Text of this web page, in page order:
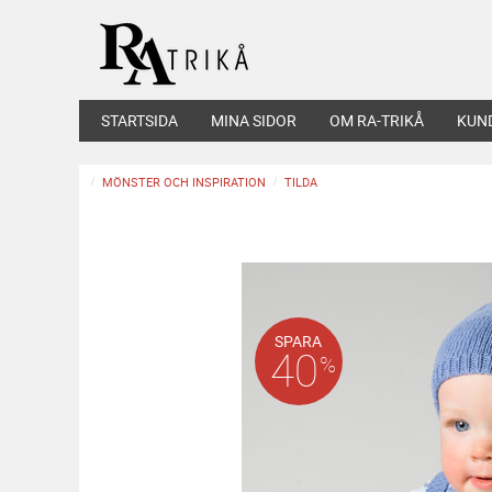
STARTSIDA MINA SIDOR OM RA-TRIKÅ
MÖNSTER OCH INSPIRATION TILDA
SPARA
40%